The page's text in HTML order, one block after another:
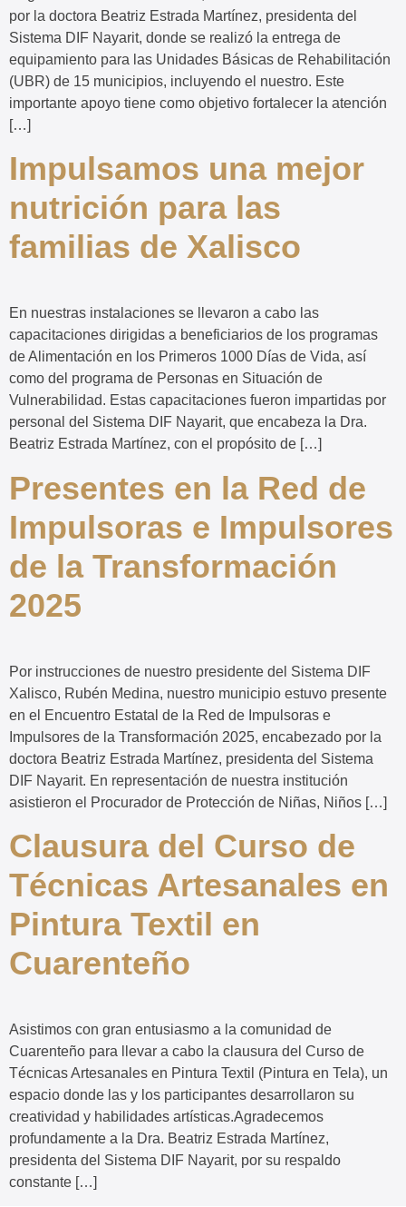
por la doctora Beatriz Estrada Martínez, presidenta del
Sistema DIF Nayarit, donde se realizó la entrega de
equipamiento para las Unidades Básicas de Rehabilitación
(UBR) de 15 municipios, incluyendo el nuestro. Este
importante apoyo tiene como objetivo fortalecer la atención
[…]
Impulsamos una mejor
nutrición para las
familias de Xalisco
En nuestras instalaciones se llevaron a cabo las
capacitaciones dirigidas a beneficiarios de los programas
de Alimentación en los Primeros 1000 Días de Vida, así
como del programa de Personas en Situación de
Vulnerabilidad. Estas capacitaciones fueron impartidas por
personal del Sistema DIF Nayarit, que encabeza la Dra.
Beatriz Estrada Martínez, con el propósito de […]
Presentes en la Red de
Impulsoras e Impulsores
de la Transformación
2025
Por instrucciones de nuestro presidente del Sistema DIF
Xalisco, Rubén Medina, nuestro municipio estuvo presente
en el Encuentro Estatal de la Red de Impulsoras e
Impulsores de la Transformación 2025, encabezado por la
doctora Beatriz Estrada Martínez, presidenta del Sistema
DIF Nayarit. En representación de nuestra institución
asistieron el Procurador de Protección de Niñas, Niños […]
Clausura del Curso de
Técnicas Artesanales en
Pintura Textil en
Cuarenteño
Asistimos con gran entusiasmo a la comunidad de
Cuarenteño para llevar a cabo la clausura del Curso de
Técnicas Artesanales en Pintura Textil (Pintura en Tela), un
espacio donde las y los participantes desarrollaron su
creatividad y habilidades artísticas.Agradecemos
profundamente a la Dra. Beatriz Estrada Martínez,
presidenta del Sistema DIF Nayarit, por su respaldo
constante […]